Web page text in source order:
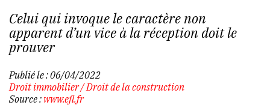
Celui qui invoque le caractère non
apparent d’un vice à la réception doit le
prouver
Publié le :06/04/2022
Droit immobilier/Droit de la construction
Source : www.efl.fr